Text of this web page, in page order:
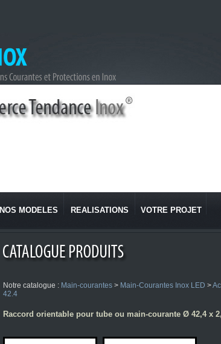
NOS MODELES REALISATIONS VOTRE PROJET
Notre catalogue : Main-courantes > Main-Courantes Inox LED >
42.4
Raccord orientable pour tube ou main-courante Ø 42,4 x